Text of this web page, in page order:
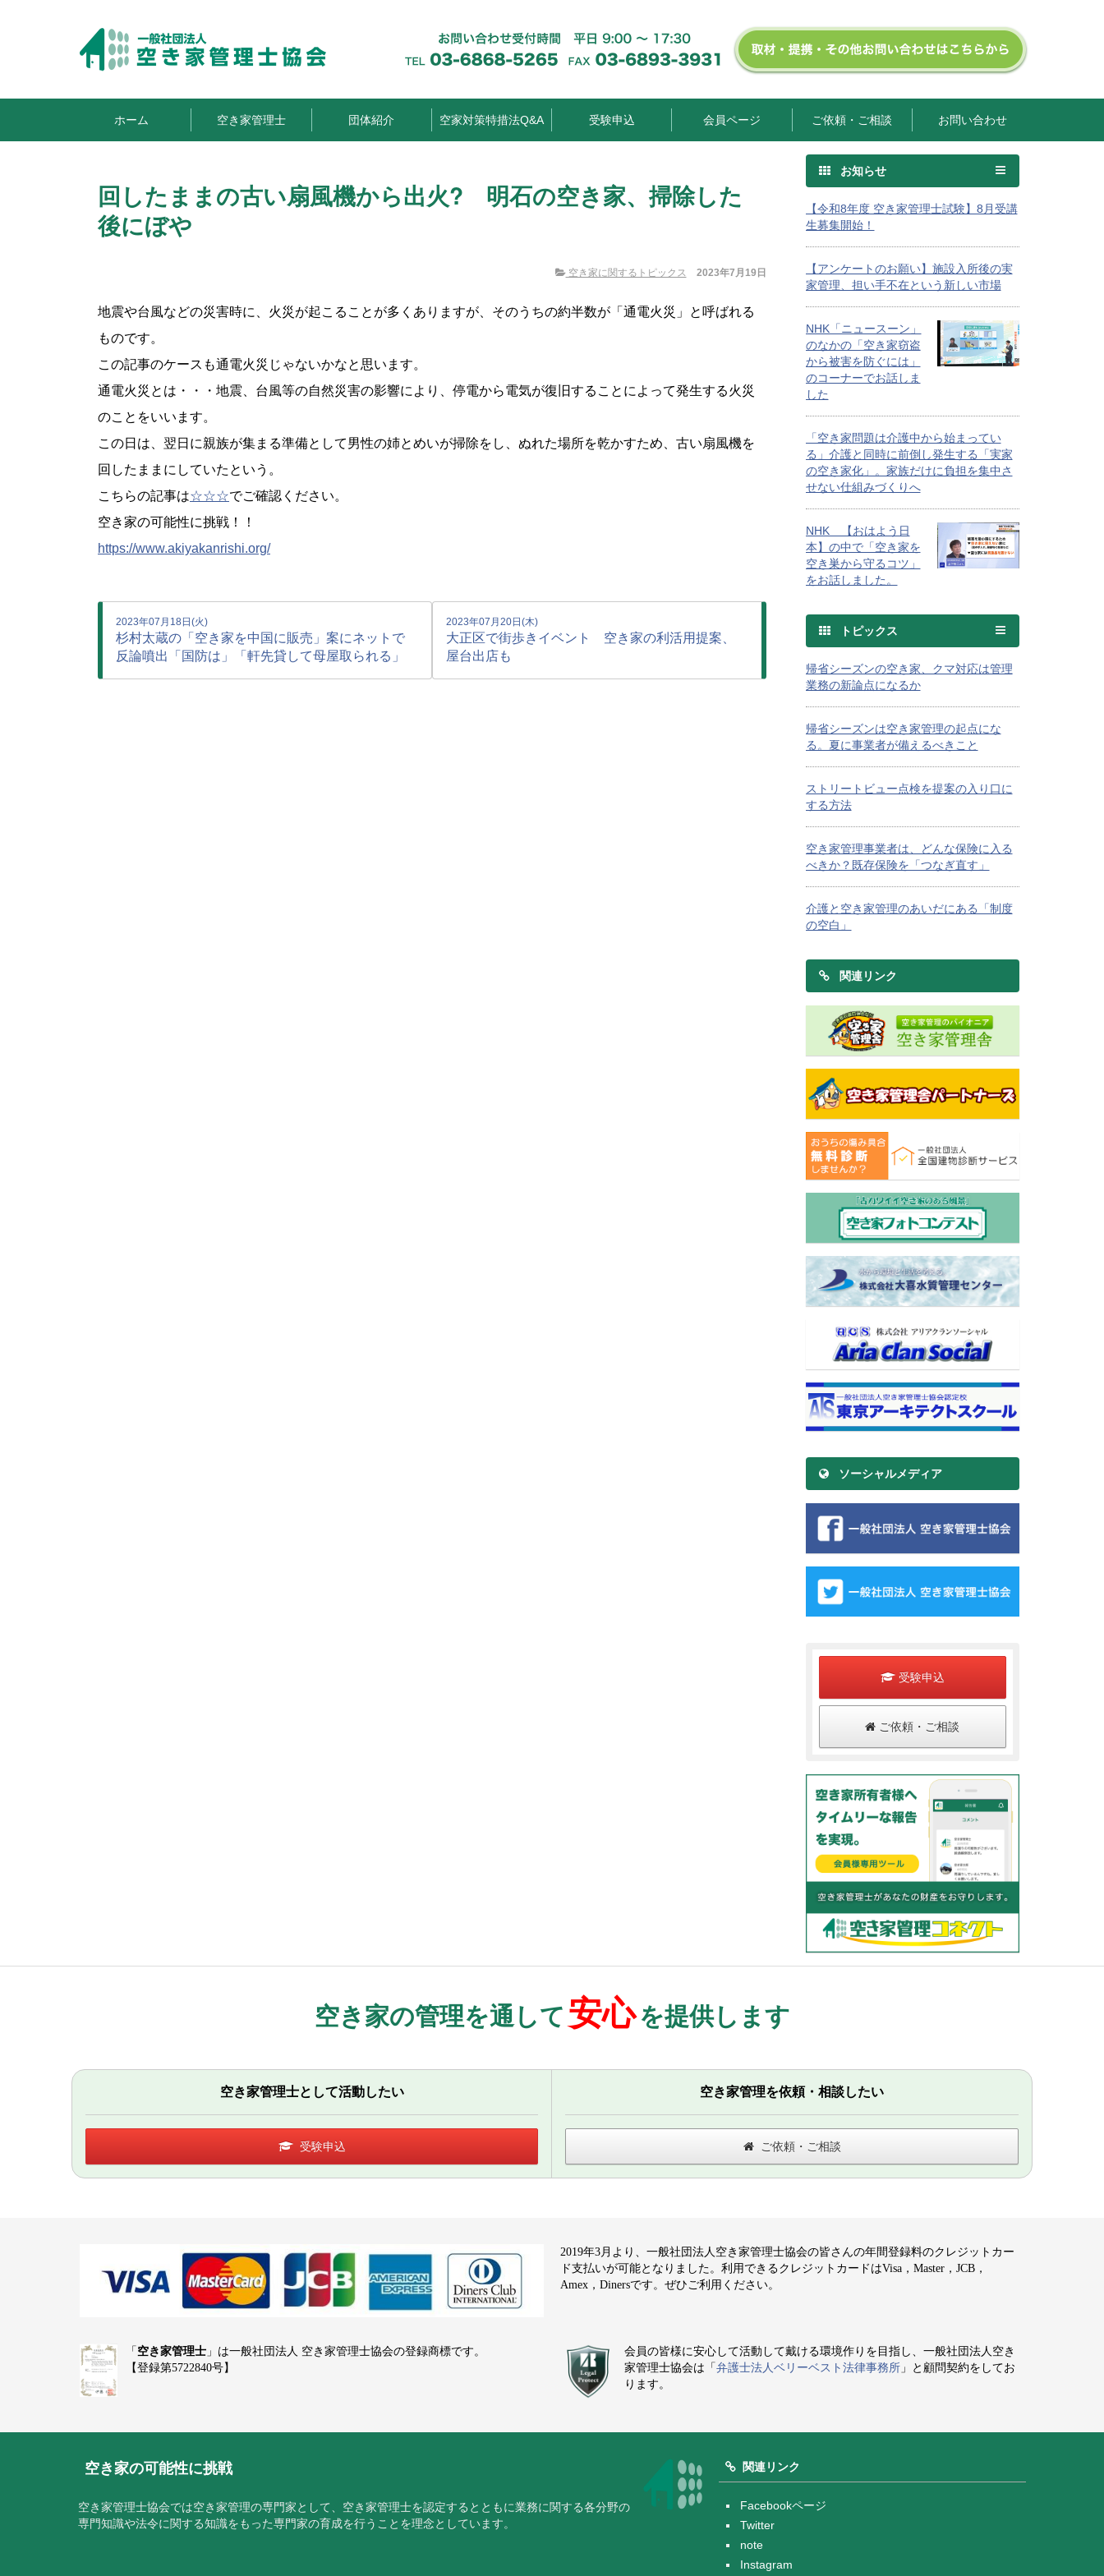
ホーム 空き家管理士 団体紹介 空家対策特措法Q&A 受験申込 会員ページ ご依頼・ご相談 お問い合わせ
回したままの古い扇風機から出火? 明石の空き家、掃除した
後にぼや
空き家に関するトピックス 2023年7月19日
地震や台風などの災害時に、火災が起こることが多くありますが、そのうちの約半数が「通電火災」と呼ばれる
ものです。
この記事のケースも通電火災じゃないかなと思います。
通電火災とは・・・地震、台風等の自然災害の影響により、停電から電気が復旧することによって発生する火災
のことをいいます。
この日は、翌日に親族が集まる準備として男性の姉とめいが掃除をし、ぬれた場所を乾かすため、古い扇風機を
回したままにしていたという。
こちらの記事は☆☆☆でご確認ください。
空き家の可能性に挑戦！！
https://www.akiyakanrishi.org/
2023年07月18日(火)
杉村太蔵の「空き家を中国に販売」案にネットで
反論噴出「国防は」「軒先貸して母屋取られる」
2023年07月20日(木)
大正区で街歩きイベント 空き家の利活用提案、
屋台出店も
お知らせ
【令和8年度 空き家管理士試験】8月受講
生募集開始！
【アンケートのお願い】施設入所後の実
家管理、担い手不在という新しい市場
NHK「ニュースーン」
のなかの「空き家窃盗
から被害を防ぐには」
のコーナーでお話しま
した
「空き家問題は介護中から始まってい
る」介護と同時に前倒し発生する「実家
の空き家化」。家族だけに負担を集中さ
せない仕組みづくりへ
NHK 【おはよう日
本】の中で「空き家を
空き巣から守るコツ」
をお話しました。
トピックス
帰省シーズンの空き家、クマ対応は管理
業務の新論点になるか
帰省シーズンは空き家管理の起点にな
る。夏に事業者が備えるべきこと
ストリートビュー点検を提案の入り口に
する方法
空き家管理事業者は、どんな保険に入る
べきか？既存保険を「つなぎ直す」
介護と空き家管理のあいだにある「制度
の空白」
関連リンク
ソーシャルメディア
受験申込
ご依頼・ご相談
空き家の管理を通して安心を提供します
空き家管理士として活動したい
受験申込
空き家管理を依頼・相談したい
ご依頼・ご相談
2019年3月より、一般社団法人空き家管理士協会の皆さんの年間登録料のクレジットカー
ド支払いが可能となりました。利用できるクレジットカードはVisa，Master，JCB，
Amex，Dinersです。ぜひご利用ください。
「 空き家管理士 」は一般社団法人 空き家管理士協会の登録商標です。
【登録第5722840号】
会員の皆様に安心して活動して戴ける環境作りを目指し、一般社団法人空き
家管理士協会は「 弁護士法人ベリーベスト法律事務所 」と顧問契約をしてお
ります。
空き家の可能性に挑戦
空き家管理士協会では空き家管理の専門家として、空き家管理士を認定するとともに業務に関する各分野の
専門知識や法令に関する知識をもった専門家の育成を行うことを理念としています。
関連リンク
Facebookページ
Twitter
note
Instagram